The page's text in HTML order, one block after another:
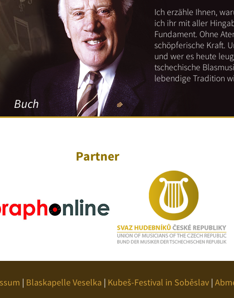
Buch
Ich erzähle Ihnen,
ich ihr mit aller
Fundament. Ohne
schöpferische Kraft.
und wer es heute
tschechische
lebendige Tradition
Partner
| Blaskapelle Veselka | Kubeš-Festival in Soběslav |